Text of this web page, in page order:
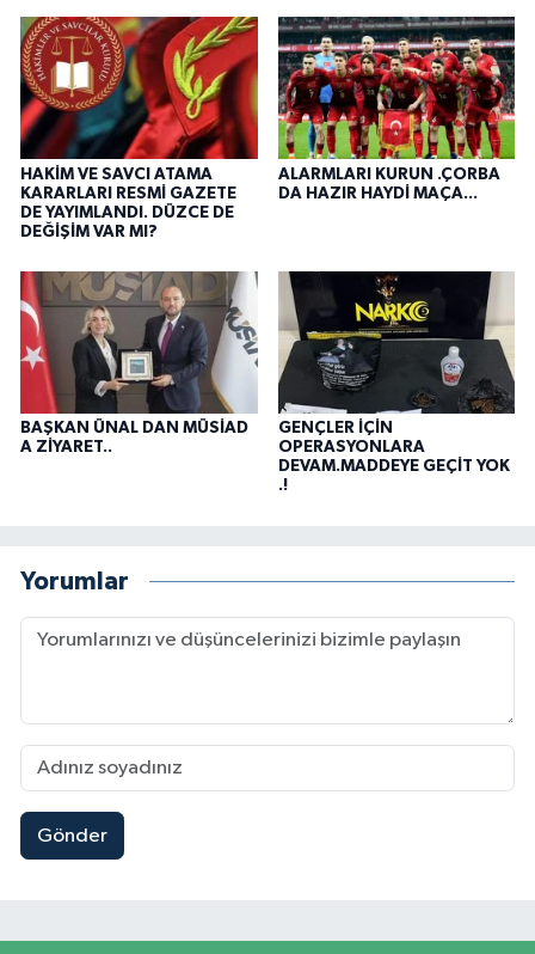
HAKİM VE SAVCI ATAMA
KARARLARI RESMİ GAZETE
DE YAYIMLANDI. DÜZCE DE
DEĞİŞİM VAR MI?
ALARMLARI KURUN .ÇORBA
DA HAZIR HAYDİ MAÇA...
BAŞKAN ÜNAL DAN MÜSİAD
A ZİYARET..
GENÇLER İÇİN
OPERASYONLARA
DEVAM.MADDEYE GEÇİT YOK
.!
Yorumlar
Gönder